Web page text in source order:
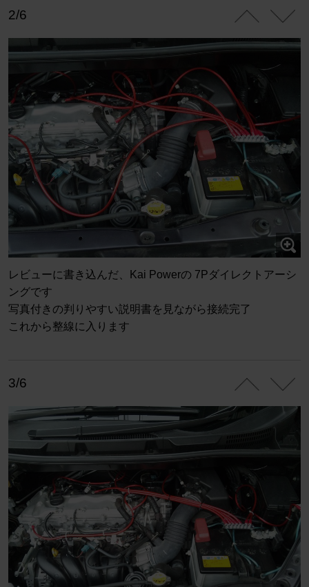
2/6
レビューに書き込んだ、Kai Powerの 7Pダイレクトアーシ
ングです
写真付きの判りやすい説明書を見ながら接続完了
これから整線に入ります
3/6